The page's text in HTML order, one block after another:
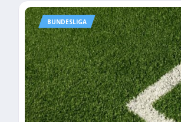
BUNDESLIGA